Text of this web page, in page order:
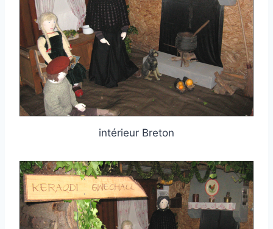
intérieur Breton